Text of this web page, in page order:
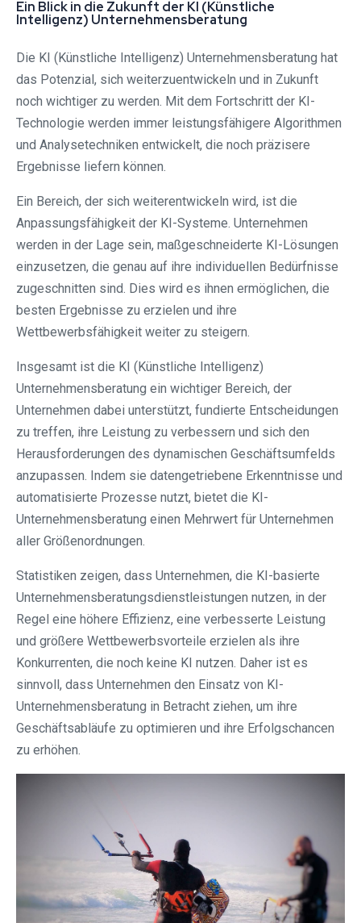
Ein Blick in die Zukunft der KI (Künstliche
Intelligenz) Unternehmensberatung
Die KI (Künstliche Intelligenz) Unternehmensberatung hat
das Potenzial, sich weiterzuentwickeln und in Zukunft
noch wichtiger zu werden. Mit dem Fortschritt der KI-
Technologie werden immer leistungsfähigere Algorithmen
und Analysetechniken entwickelt, die noch präzisere
Ergebnisse liefern können.
Ein Bereich, der sich weiterentwickeln wird, ist die
Anpassungsfähigkeit der KI-Systeme. Unternehmen
werden in der Lage sein, maßgeschneiderte KI-Lösungen
einzusetzen, die genau auf ihre individuellen Bedürfnisse
zugeschnitten sind. Dies wird es ihnen ermöglichen, die
besten Ergebnisse zu erzielen und ihre
Wettbewerbsfähigkeit weiter zu steigern.
Insgesamt ist die KI (Künstliche Intelligenz)
Unternehmensberatung ein wichtiger Bereich, der
Unternehmen dabei unterstützt, fundierte Entscheidungen
zu treffen, ihre Leistung zu verbessern und sich den
Herausforderungen des dynamischen Geschäftsumfelds
anzupassen. Indem sie datengetriebene Erkenntnisse und
automatisierte Prozesse nutzt, bietet die KI-
Unternehmensberatung einen Mehrwert für Unternehmen
aller Größenordnungen.
Statistiken zeigen, dass Unternehmen, die KI-basierte
Unternehmensberatungsdienstleistungen nutzen, in der
Regel eine höhere Effizienz, eine verbesserte Leistung
und größere Wettbewerbsvorteile erzielen als ihre
Konkurrenten, die noch keine KI nutzen. Daher ist es
sinnvoll, dass Unternehmen den Einsatz von KI-
Unternehmensberatung in Betracht ziehen, um ihre
Geschäftsabläufe zu optimieren und ihre Erfolgschancen
zu erhöhen.